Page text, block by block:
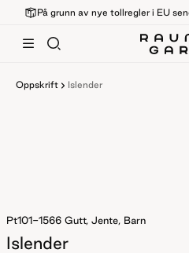
På grunn av nye tollregler i EU
Oppskrift Islender
Pt101-1566 Gutt, Jente, Barn
Islender